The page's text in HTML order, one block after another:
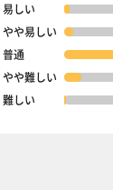
易しい
やや易しい
普通
やや難しい
難しい